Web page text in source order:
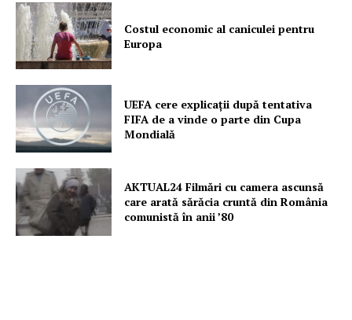
FREEDOM HOUSE ROMÂNIA
PRESShub
Despre noi / Echipa
Proiecte editoriale
Rețea
Contact
Costul economic al caniculei pentru
Europa
UEFA cere explicații după tentativa
FIFA de a vinde o parte din Cupa
Mondială
AKTUAL24 Filmări cu camera ascunsă
care arată sărăcia cruntă din România
comunistă în anii ’80